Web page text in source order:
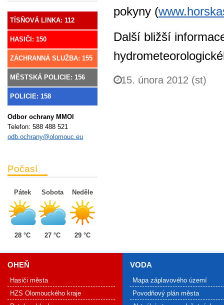
TÍSŇOVÁ LINKA: 112
HASIČI: 150
ZÁCHRANNÁ SLUŽBA: 155
MĚSTSKÁ POLICIE: 156
POLICIE: 158
Odbor ochrany MMOl
Telefon: 588 488 521
odb.ochrany@olomouc.eu
Počasí
Pátek
28 °C
Sobota
27 °C
Neděle
29 °C
pokyny (
Další bližší
15. února 2012 (st)
OHEŇ
Hasiči města
HZS Olomouckého kraje
VODA
Mapa záplavového území
Povodňový plán města